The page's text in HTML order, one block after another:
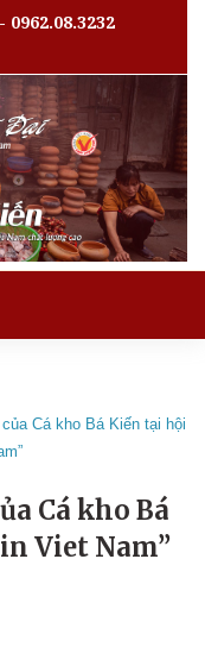
0962.08.3232
Cá kho Bá Kiến tại hội
Cá kho Bá
Viet Nam”